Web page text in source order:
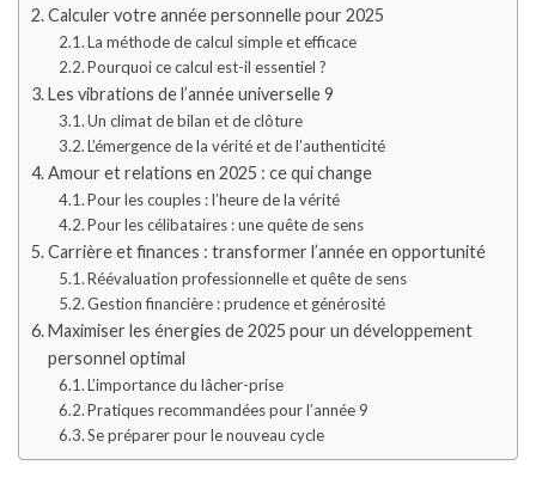
Calculer votre année personnelle pour 2025
La méthode de calcul simple et efficace
Pourquoi ce calcul est-il essentiel ?
Les vibrations de l’année universelle 9
Un climat de bilan et de clôture
L’émergence de la vérité et de l’authenticité
Amour et relations en 2025 : ce qui change
Pour les couples : l’heure de la vérité
Pour les célibataires : une quête de sens
Carrière et finances : transformer l’année en opportunité
Réévaluation professionnelle et quête de sens
Gestion financière : prudence et générosité
Maximiser les énergies de 2025 pour un développement
personnel optimal
L’importance du lâcher-prise
Pratiques recommandées pour l’année 9
Se préparer pour le nouveau cycle